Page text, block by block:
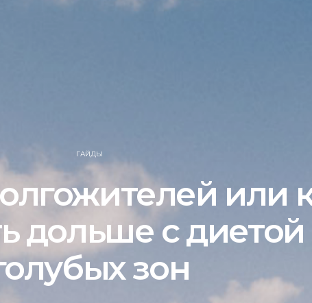
ГАЙДЫ
или
дольше с диетой
зон